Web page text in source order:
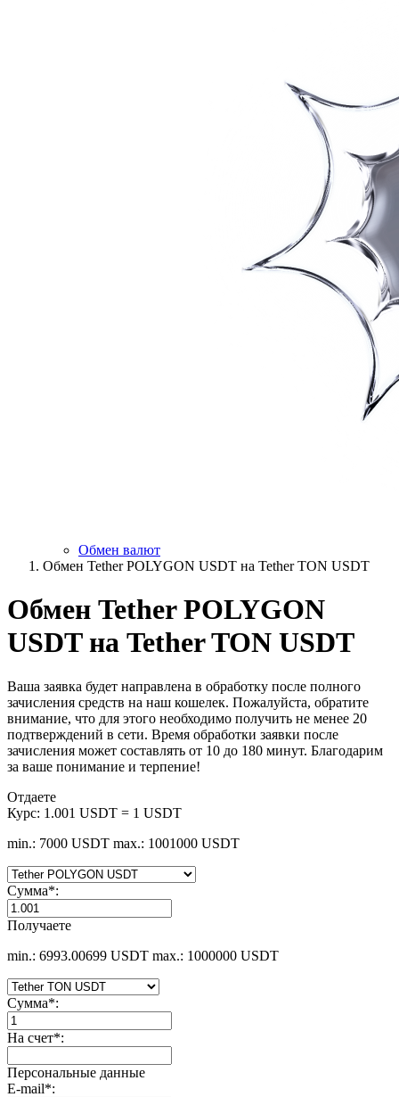
Обмен валют
Обмен Tether POLYGON USDT на Tether TON USDT
Обмен Tether POLYGON
USDT на Tether TON USDT
Ваша заявка будет направлена в обработку после полного
зачисления средств на наш кошелек. Пожалуйста, обратите
внимание, что для этого необходимо получить не менее 20
подтверждений в сети. Время обработки заявки после
зачисления может составлять от 10 до 180 минут. Благодарим
за ваше понимание и терпение!
Отдаете
Курс: 1.001 USDT = 1 USDT
min.: 7000 USDT max.: 1001000 USDT
Сумма*:
Получаете
min.: 6993.00699 USDT max.: 1000000 USDT
Сумма*:
На счет*:
Персональные данные
E-mail*: